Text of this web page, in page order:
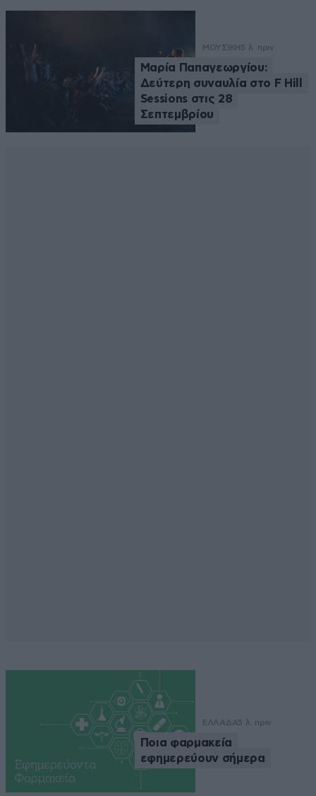
ΜΟΥΣΙΚΗ5 λ. πριν
Μαρία Παπαγεωργίου:
Δεύτερη συναυλία στο F Hill
Sessions στις 28
Σεπτεμβρίου
ΕΛΛΑΔΑ5 λ. πριν
Ποια φαρμακεία
εφημερεύουν σήμερα